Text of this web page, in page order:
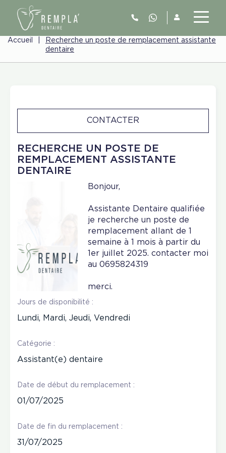
Accueil
Recherche un poste de remplacement assistante
dentaire
RECHERCHE UN POSTE DE
REMPLACEMENT ASSISTANTE
DENTAIRE
CONTACTER
Bonjour,
Assistante Dentaire qualifiée
je recherche un poste de
remplacement allant de 1
semaine à 1 mois à partir du
1er juillet 2025. contacter moi
au 0695824319
merci.
Jours de disponibilité :
Lundi, Mardi, Jeudi, Vendredi
Catégorie :
Assistant(e) dentaire
Date de début du remplacement :
01/07/2025
Date de fin du remplacement :
31/07/2025